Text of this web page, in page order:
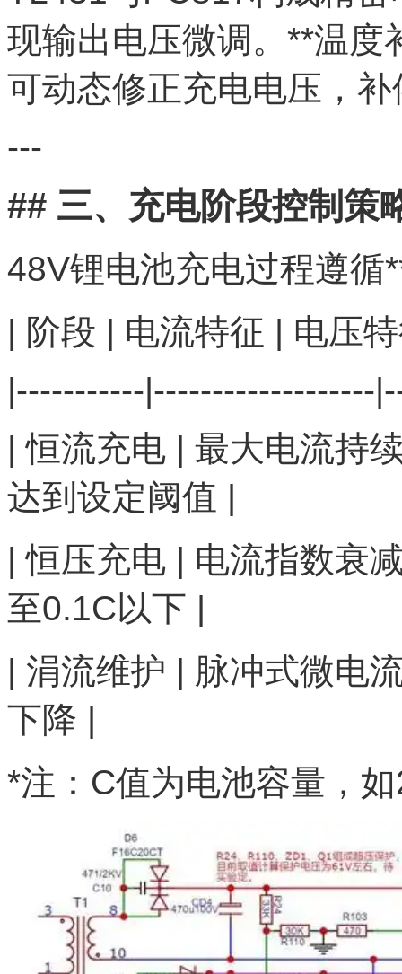
现输出电压微调。**温度
可动态修正充电电压，
---
## 三、充电阶段控制策
48V锂电池充电过程遵循
| 阶段 | 电流特征 | 电压
|-----------|-------------------
| 恒流充电 | 最大电流持
达到设定阈值 |
| 恒压充电 | 电流指数衰
至0.1C以下 |
| 涓流维护 | 脉冲式微电
下降 |
*注：C值为电池容量，